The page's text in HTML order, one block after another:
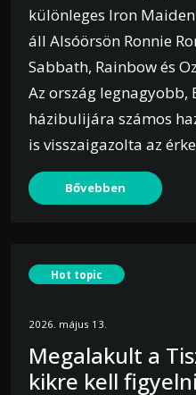
különleges Iron
áll Alsóörsön Ronnie
Sabbath, Rainbow és
Az ország
házibulijára számos
is visszaigazolta az
Bővebben
Hot topic
2026. május 13.
Megalakult a
kikre kell